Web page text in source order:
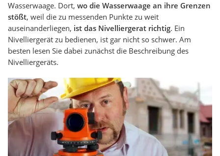
Wasserwaage. Dort, wo die Wasserwaage an ihre Grenzen
stößt, weil die zu messenden Punkte zu weit
auseinanderliegen, ist das Nivelliergerat richtig. Ein
Nivelliergerät zu bedienen, ist gar nicht so schwer. Am
besten lesen Sie dabei zunächst die Beschreibung des
Nivelliergeräts.